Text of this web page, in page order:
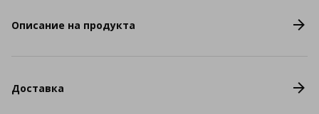
Описание на продукта
Доставка